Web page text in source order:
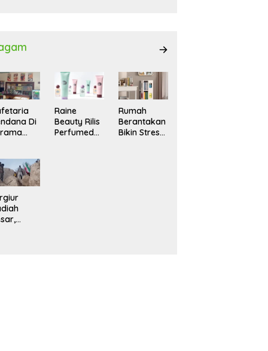
Di
Raine
Beauty Rilis
Perfumed
Rumah
Berantakan
Bikin Stres?